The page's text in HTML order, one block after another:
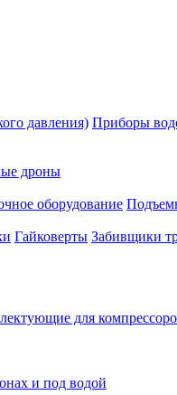
давления) Приборы
дроны
оборудование
Гайковерты Забивщики
для
и под водой